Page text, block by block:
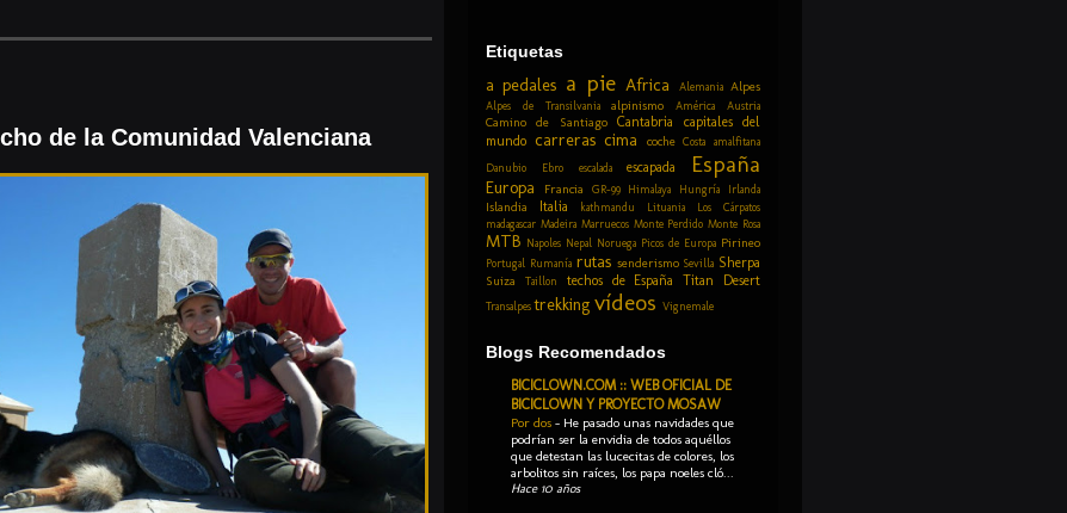
de la Comunidad Valenciana
Etiquetas
a pedales a pie Africa Alemania Alpes
Alpes de Transilvania alpinismo América Austria
Camino de Santiago Cantabria
capitales del
mundo carreras cima coche
Costa amalfitana
Danubio
Ebro escalada escapada España
Europa Francia GR-99 Himalaya Hungría Irlanda
Islandia Italia kathmandu Lituania
Los Cárpatos
madagascar Madeira Marruecos Monte Perdido Monte Rosa
MTB Napoles Nepal Noruega Picos de Europa Pirineo
Portugal Rumanía rutas senderismo Sevilla Sherpa
Suiza Taillon techos de España Titan Desert
Transalpes trekking vídeos Vignemale
Blogs Recomendados
BICICLOWN.COM :: WEB OFICIAL DE
BICICLOWN Y PROYECTO MOSAW
Por dos - He pasado unas navidades que
podrían ser la envidia de todos aquéllos
que detestan las lucecitas de colores, los
arbolitos sin raíces, los papa noeles cló...
Hace 10 años